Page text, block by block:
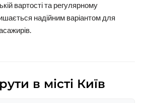
вартості та регулярному
надійним варіантом для
в місті Київ